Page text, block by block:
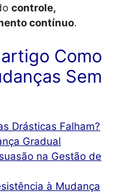
controle,
contínuo.
Como
Sem
Drásticas Falham?
Gradual
na Gestão de
à Mudança